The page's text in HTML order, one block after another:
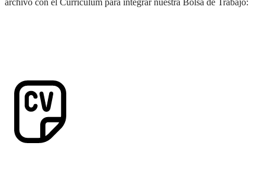
archivo con el Curriculum para integrar nuestra Bolsa de Trabajo: